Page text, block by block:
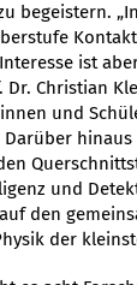
begeistern.
ist
Dr. Christian
und
Darüber
und
den
der